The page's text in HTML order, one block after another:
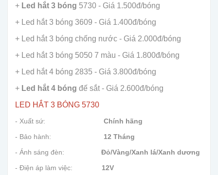
+ Led hắt 3 bóng 5730 - Giá 1.500đ/bóng
+ Led hắt 3 bóng 3609 - Giá 1.400đ/bóng
+ Led hắt 3 bóng chống nước - Giá 2.000đ/bóng
+ Led hắt 3 bóng 5050 7 màu - Giá 1.800đ/bóng
+ Led hắt 4 bóng 2835 - Giá 3.800đ/bóng
+ Led hắt 4 bóng đế sắt - Giá 2.600đ/bóng
LED HẮT 3 BÓNG 5730
- Xuất sứ: Chính hãng
- Bảo hành: 12 Tháng
- Ánh sáng đèn: Đỏ/Vàng/Xanh lá/Xanh dương
- Điện áp làm việc: 12V